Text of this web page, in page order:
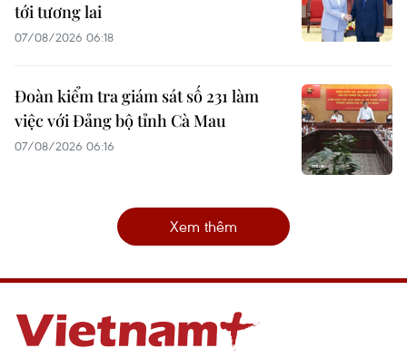
tới tương lai
07/08/2026 06:18
Đoàn kiểm tra giám sát số 231 làm
việc với Đảng bộ tỉnh Cà Mau
07/08/2026 06:16
Xem thêm